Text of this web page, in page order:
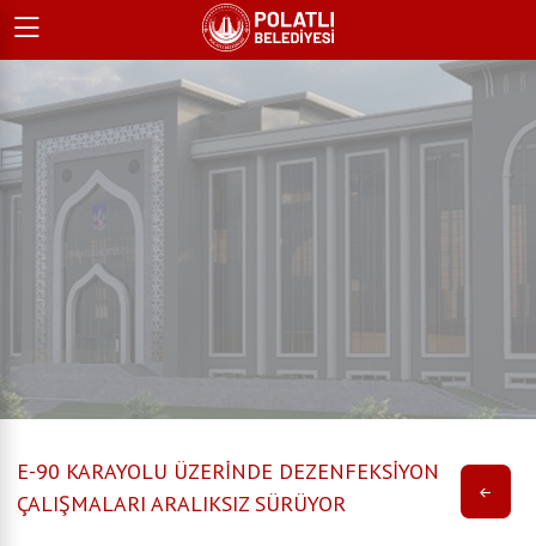
E-90 KARAYOLU ÜZERİNDE DEZENFEKSİYON
ÇALIŞMALARI ARALIKSIZ SÜRÜYOR